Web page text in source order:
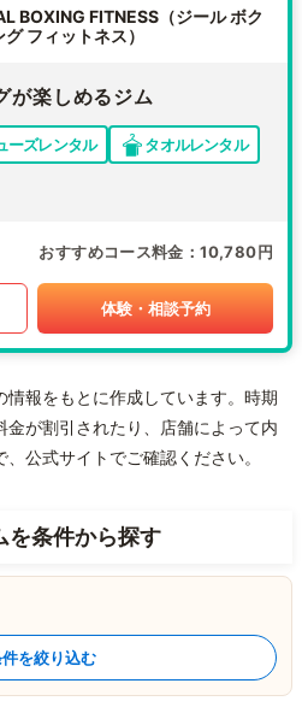
BOXING FITNESS（ジール ボク
グ フィットネス）
が楽しめるジム
ーズレンタル
タオルレンタル
おすすめコース料金 10,780円
体験・相談予約
報をもとに作成しています。時期
が割引されたり、店舗によって内
公式サイトでご確認ください。
を条件から探す
を絞り込む